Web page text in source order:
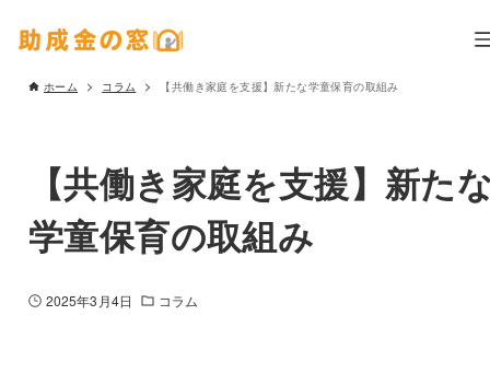
ホーム コラム 【共働き家庭を支援】新たな学童保育の取組み
【共働き家庭を支援】新た
学童保育の取組み
2025年3月4日 コラム